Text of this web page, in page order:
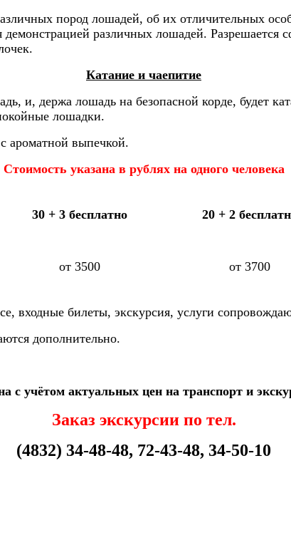
пород лошадей, об их отличительных
демонстрацией различных лошадей.
Катание и чаепитие
и, держа лошадь на безопасной корде, будет
лошадки.
ароматной выпечкой.
Стоимость указана в рублях на одного человека
30 + 3 бесплатно 20 + 2
от 3500 от 3700
входные билеты, экскурсия, услуги
дополнительно.
с учётом актуальных цен на транспорт и
Заказ экскурсии по тел.
(4832) 34-48-48, 72-43-48, 34-50-10